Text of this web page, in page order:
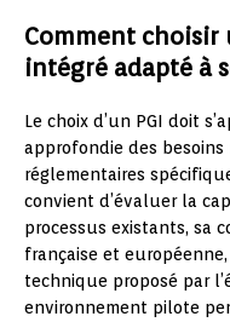
Comment choisir
intégré adapté à
Le choix d’un PGI doit
approfondie des
réglementaires
convient d’évaluer la
processus existants, sa
française et
technique proposé par
environnement pilote